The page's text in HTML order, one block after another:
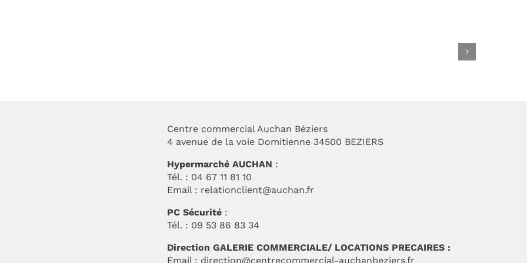
Centre commercial Auchan Béziers
4 avenue de la voie Domitienne 34500 BEZIERS
Hypermarché AUCHAN :
Tél. : 04 67 11 81 10
Email : relationclient@auchan.fr
PC Sécurité :
Tél. : 09 53 86 83 34
Direction GALERIE COMMERCIALE/ LOCATIONS PRECAIRES :
Email : direction@centrecommercial-auchanbeziers.fr